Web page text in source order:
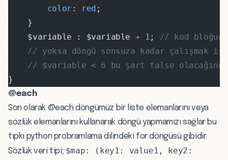
        color
: red ;
    }
    $variable : $variable
+ 1; // kod
// yoksa döngü sonsuza kadar çalışmak
// $variable < 6 bu şart false
}
@each
Son olarak @each döngümüz bir liste elemanlarını veya
sözlük elemanlarını kullanarak döngü yapmamızı sağlar bu
tıpkı python probramlama dilindeki for döngüsü gibidir.
Sözlük veri tipi; $map: (key1: value1, key2: